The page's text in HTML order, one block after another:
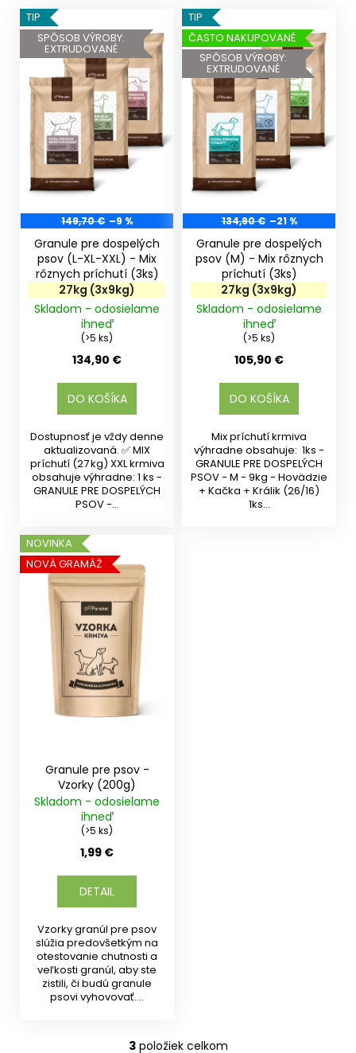
V
ý
p
k
TIP
SPÔSOB VÝROBY:
EXTRUDOVANÉ
149,70 € –9 %
Granule pre dospelých
psov (L-XL-XXL) - Mix
27kg (3x9kg)
Skladom - odosielame
ihneď
(>5 ks)
134,90 €
DO KOŠÍKA
Dostupnosť je vždy denne
aktualizovaná. ✅ MIX
príchutí (27 kg) XXL krmiva
obsahuje výhradne: 1 ks -
GRANULE PRE DOSPELÝCH
PSOV -...
TIP
ČASTO NAKUPOVANÉ
SPÔSOB VÝROBY:
EXTRUDOVANÉ
134,90 € –21 %
Granule pre dospelých
psov (M) - Mix rôznych
27kg (3x9kg)
Skladom - odosielame
ihneď
(>5 ks)
105,90 €
DO KOŠÍKA
Mix príchutí krmiva
výhradne obsahuje: 1ks -
GRANULE PRE DOSPELÝCH
PSOV - M - 9kg - Hovädzie
+ Kačka + Králik (26/16)
1ks...
NOVINKA
NOVÁ GRAMÁŽ
Granule pre psov -
Vzorky (200g)
Skladom - odosielame
ihneď
(>5 ks)
1,99 €
DETAIL
Vzorky granúl pre psov
slúžia predovšetkým na
otestovanie chutnosti a
veľkosti granúl, aby ste
zistili, či budú granule
psovi vyhovovať....
3položiek celkom